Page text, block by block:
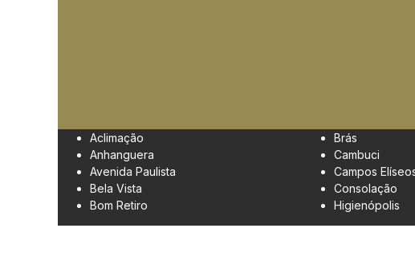
Aclimação
Anhanguera
Avenida Paulista
Bela Vista
Bom Retiro
Brás
Cambuci
Campos
Consolação
Higienópolis